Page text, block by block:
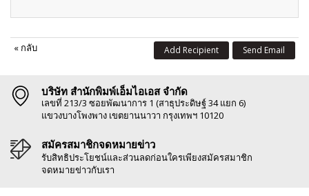
« กลับ Send Email
Add Recipient
บริษัท สำนักพิมพ์เอ็มไอเอส จำกัด
เลขที่ 213/3 ซอยพัฒนาการ 1 (สาธุประดิษฐ์ 34 แยก 6)
แขวงบางโพงพาง เขตยานนาวา กรุงเทพฯ 10120
สมัครสมาชิกจดหมายข่าว
รับสิทธิประโยชน์และส่วนลดก่อนใครเพียงสมัครสมาชิก
จดหมายข่าวกับเรา